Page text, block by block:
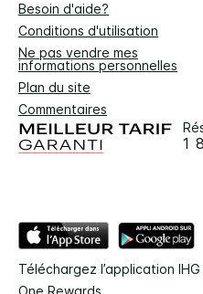
Besoin d'aide?
Conditions d'utilisation
Ne pas vendre mes
informations personnelles
Plan du site
Commentaires
1
Téléchargez l’application IHG
One Rewards